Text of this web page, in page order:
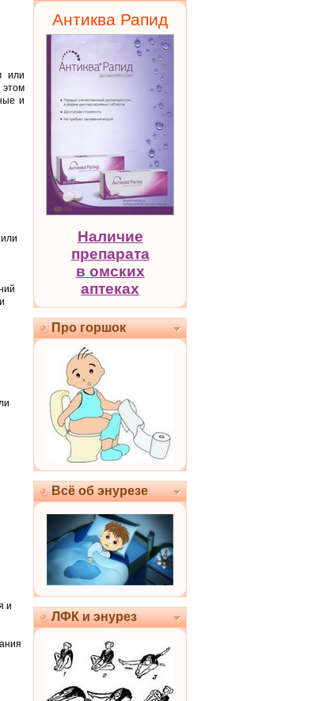
или
и
и
Антиква Рапид
Наличие
препарата
в омских
аптеках
Про горшок
Всё об энурезе
ЛФК и энурез